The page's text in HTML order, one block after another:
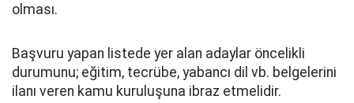
olması.
Başvuru yapan listede yer alan adaylar öncelikli
durumunu; eğitim, tecrübe, yabancı dil vb. belgelerini
ilanı veren kamu kuruluşuna ibraz etmelidir.